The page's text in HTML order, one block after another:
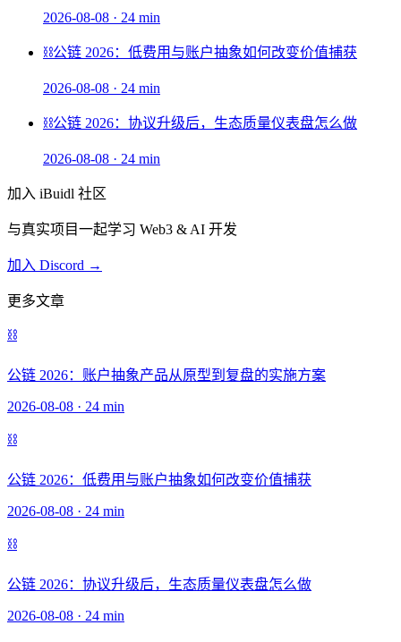
2026-08-08 · 24 min
⛓️公链 2026：低费用与账户抽象如何改变价值捕获
2026-08-08 · 24 min
⛓️公链 2026：协议升级后，生态质量仪表盘怎么做
2026-08-08 · 24 min
加入 iBuidl 社区
与真实项目一起学习 Web3 & AI 开发
加入 Discord →
更多文章
⛓️
公链 2026：账户抽象产品从原型到复盘的实施方案
2026-08-08 · 24 min
⛓️
公链 2026：低费用与账户抽象如何改变价值捕获
2026-08-08 · 24 min
⛓️
公链 2026：协议升级后，生态质量仪表盘怎么做
2026-08-08 · 24 min